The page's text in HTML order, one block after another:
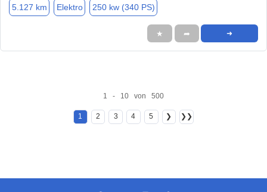
5.127 km Elektro 250 kw (340 PS)
★ ➦ ➜
1 - 10 von 500
1 2 3 4 5 ❯ ❯❯